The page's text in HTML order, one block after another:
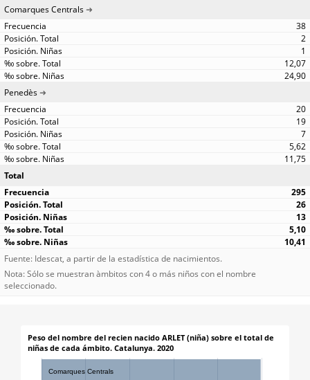
Comarques Centrals
38
2
1
12,07
24,90
Penedès
20
19
7
5,62
11,75
Total
295
26
13
5,10
10,41
Fuente: Idescat, a partir de la estadística de nacimientos.
Nota: Sólo se muestran àmbitos con 4 o más niños con el nombre
seleccionado.